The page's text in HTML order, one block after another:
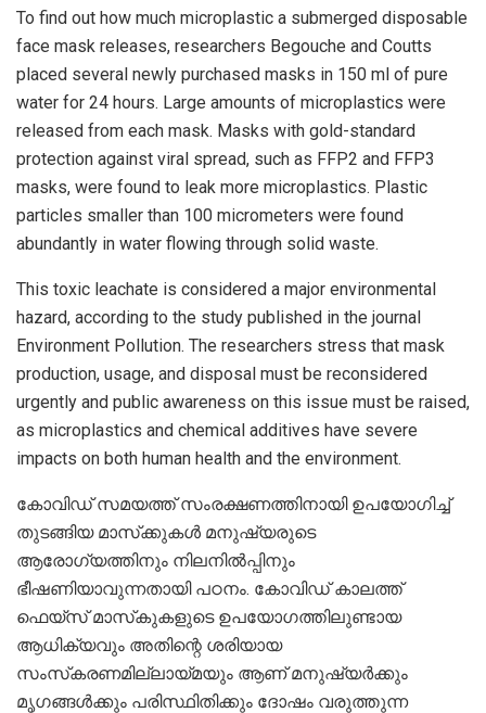
To find out how much microplastic a submerged disposable
face mask releases, researchers Begouche and Coutts
placed several newly purchased masks in 150 ml of pure
water for 24 hours. Large amounts of microplastics were
released from each mask. Masks with gold-standard
protection against viral spread, such as FFP2 and FFP3
masks, were found to leak more microplastics. Plastic
particles smaller than 100 micrometers were found
abundantly in water flowing through solid waste.
This toxic leachate is considered a major environmental
hazard, according to the study published in the journal
Environment Pollution. The researchers stress that mask
production, usage, and disposal must be reconsidered
urgently and public awareness on this issue must be raised,
as microplastics and chemical additives have severe
impacts on both human health and the environment.
കോവിഡ് സമയത്ത് സംരക്ഷണത്തിനായി ഉപയോഗിച്ച്
തുടങ്ങിയ മാസ്‌ക്കുകൾ മനുഷ്യരുടെ
ആരോഗ്യത്തിനും നിലനിൽപ്പിനും
ഭീഷണിയാവുന്നതായി പഠനം. കോവിഡ് കാലത്ത്
ഫെയ്‌സ് മാസ്‌കുകളുടെ ഉപയോഗത്തിലുണ്ടായ
ആധിക്യവും അതിന്റെ ശരിയായ
സംസ്‌കരണമില്ലായ്മയും ആണ് മനുഷ്യർക്കും
മൃഗങ്ങൾക്കും പരിസ്ഥിതിക്കും ദോഷം വരുത്തുന്ന